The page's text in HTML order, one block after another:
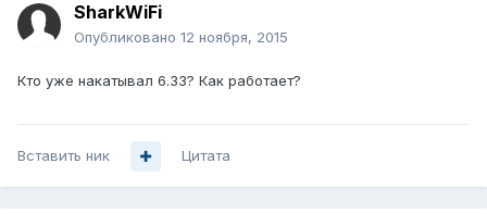
SharkWiFi
Опубликовано 12 ноября, 2015
Кто уже накатывал 6.33? Как работает?
Вставить ник Цитата